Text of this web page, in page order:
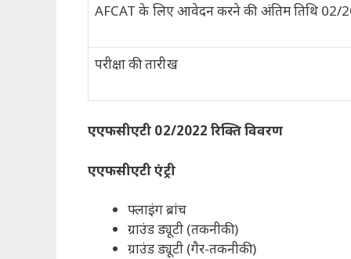
AFCAT के लिए आवेदन करने की अंतिम तिथि 02/
परीक्षा की तारीख
एएफसीएटी 02/2022 रिक्ति विवरण
एएफसीएटी एंट्री
फ्लाइंग ब्रांच
ग्राउंड ड्यूटी (तकनीकी)
ग्राउंड ड्यूटी (गैर-तकनीकी)